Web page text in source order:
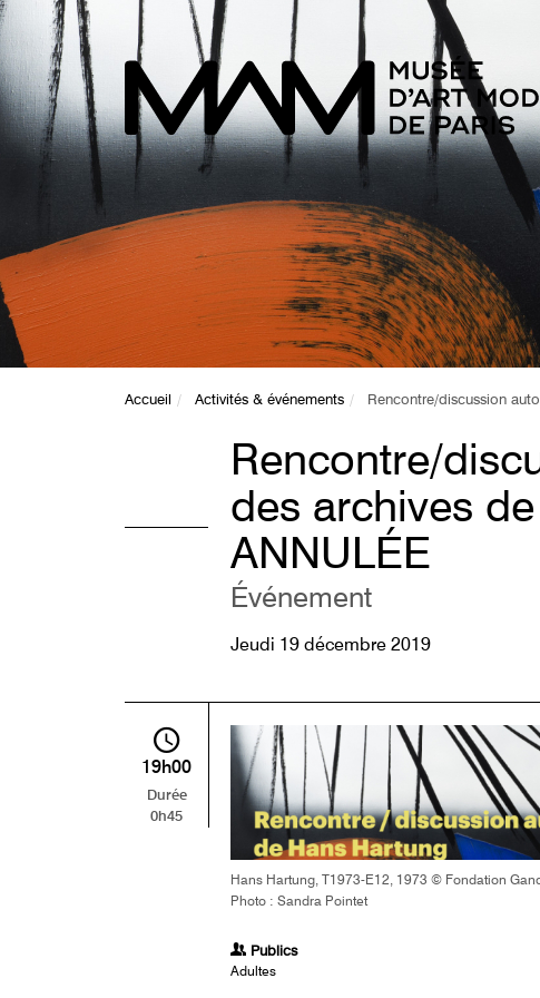
Accueil Activités & événements Rencontre/discussion
Rencontre/
des archives
ANNULÉE
Événement
Jeudi 19 décembre 2019
Hans Hartung, T1973-E12, 1973 © Fondation
Photo : Sandra Pointet
19h00
Durée
0h45
Publics
Adultes